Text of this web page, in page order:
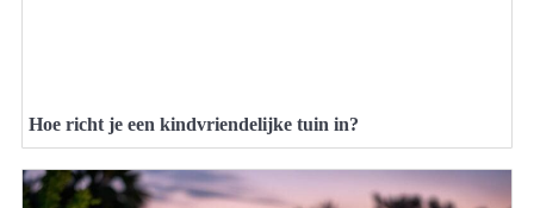
Hoe richt je een kindvriendelijke tuin in?